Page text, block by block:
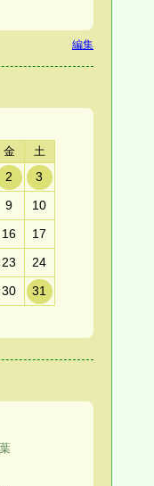
編集
金 土
2
3
9
10
16
17
23
24
30 31